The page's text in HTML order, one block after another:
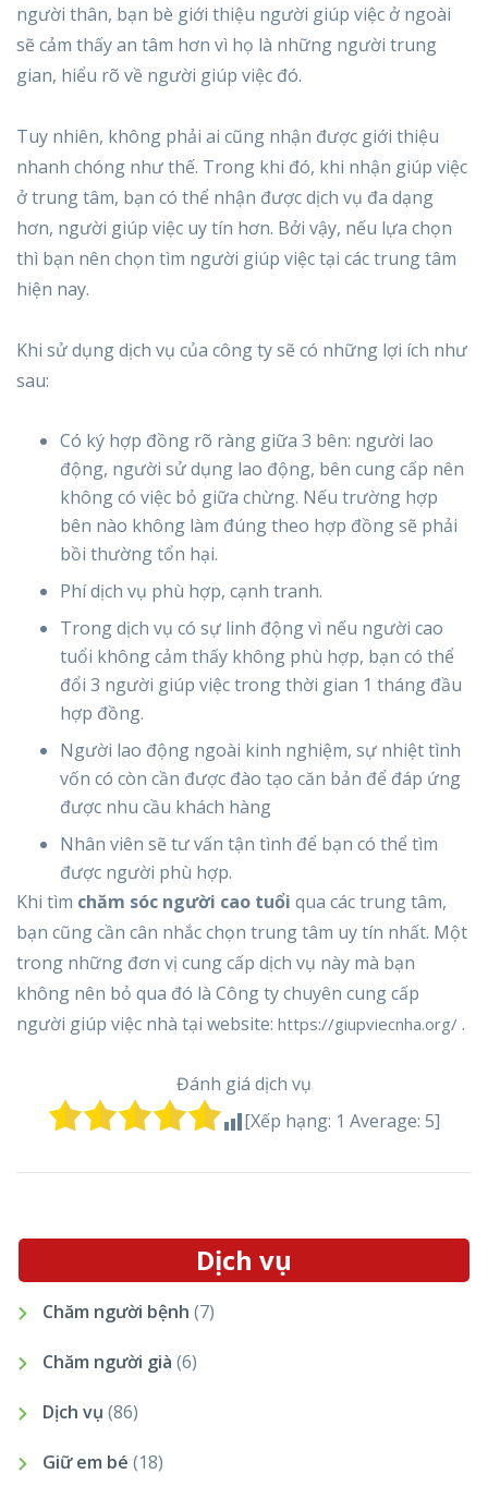
người thân, bạn bè giới thiệu người giúp việc ở ngoài
sẽ cảm thấy an tâm hơn vì họ là những người trung
gian, hiểu rõ về người giúp việc đó.
Tuy nhiên, không phải ai cũng nhận được giới thiệu
nhanh chóng như thế. Trong khi đó, khi nhận giúp việc
ở trung tâm, bạn có thể nhận được dịch vụ đa dạng
hơn, người giúp việc uy tín hơn. Bởi vậy, nếu lựa chọn
thì bạn nên chọn tìm người giúp việc tại các trung tâm
hiện nay.
Khi sử dụng dịch vụ của công ty sẽ có những lợi ích như
sau:
Có ký hợp đồng rõ ràng giữa 3 bên: người lao
động, người sử dụng lao động, bên cung cấp nên
không có việc bỏ giữa chừng. Nếu trường hợp
bên nào không làm đúng theo hợp đồng sẽ phải
bồi thường tổn hại.
Phí dịch vụ phù hợp, cạnh tranh.
Trong dịch vụ có sự linh động vì nếu người cao
tuổi không cảm thấy không phù hợp, bạn có thể
đổi 3 người giúp việc trong thời gian 1 tháng đầu
hợp đồng.
Người lao động ngoài kinh nghiệm, sự nhiệt tình
vốn có còn cần được đào tạo căn bản để đáp ứng
được nhu cầu khách hàng
Nhân viên sẽ tư vấn tận tình để bạn có thể tìm
được người phù hợp.
Khi tìm chăm sóc người cao tuổi qua các trung tâm,
bạn cũng cần cân nhắc chọn trung tâm uy tín nhất. Một
trong những đơn vị cung cấp dịch vụ này mà bạn
không nên bỏ qua đó là Công ty chuyên cung cấp
người giúp việc nhà tại website: https://giupviecnha.org/ .
Đánh giá dịch vụ
[Xếp hạng: 1 Average: 5]
Dịch vụ
Chăm người bệnh (7)
Chăm người già (6)
Dịch vụ (86)
Giữ em bé (18)